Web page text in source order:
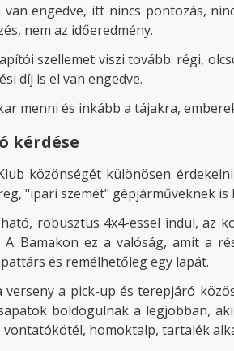
engedve, itt nincs pontozás,
nem az időeredmény.
szellemet viszi tovább: régi,
díj is el van engedve.
menni és inkább a tájakra,
kérdése
közönségét különösen
"ipari szemét" gépjárműveknek
robusztus 4x4-essel indul, az
Bamakon ez a valóság, amit a
és remélhetőleg egy lapát.
verseny a pick-up és terepjáró
boldogulnak a legjobban,
vontatókötél, homoktalp, tartalék